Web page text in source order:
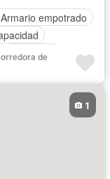
Armario empotrado
Gimnasio
de
1